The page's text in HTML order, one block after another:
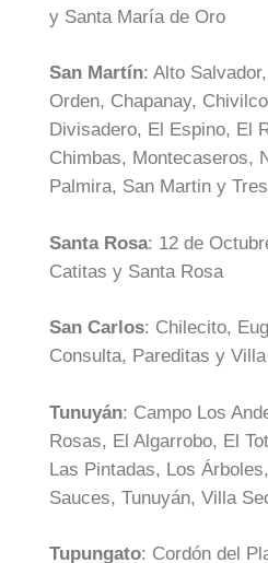
y Santa María de Oro
San Martín: Alto
Orden, Chapanay,
Divisadero, El Espino, El
Chimbas, Montecaseros,
Palmira, San Martin y
Santa Rosa: 12 de
Catitas y Santa Rosa
San Carlos: Chilecito,
Consulta, Pareditas y
Tunuyán: Campo Los
Rosas, El Algarrobo, El
Las Pintadas, Los
Sauces, Tunuyán, Villa
Tupungato: Cordón del